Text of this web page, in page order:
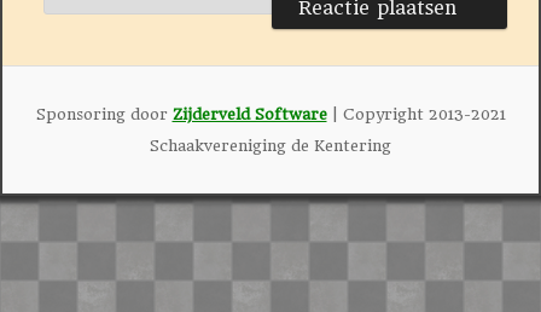
Sponsoring door Zijderveld Software| Copyright 2013-2021
Schaakvereniging de Kentering